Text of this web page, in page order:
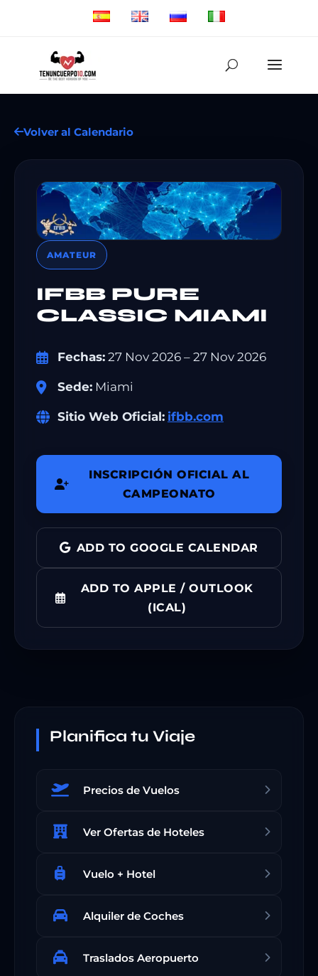
Volver al Calendario
AMATEUR
IFBB PURE
CLASSIC MIAMI
Fechas: 27 Nov 2026 – 27 Nov 2026
Sede: Miami
Sitio Web Oficial: ifbb.com
INSCRIPCIÓN OFICIAL AL
CAMPEONATO
ADD TO GOOGLE CALENDAR
ADD TO APPLE / OUTLOOK
(ICAL)
Planifica tu Viaje
Precios de Vuelos
Ver Ofertas de Hoteles
Vuelo + Hotel
Alquiler de Coches
Traslados Aeropuerto